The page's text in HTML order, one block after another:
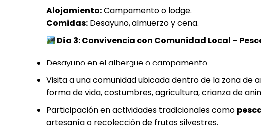
Alojamiento:Campamento o lodge.
Comidas: Desayuno, almuerzo y cena.
Día 3: Convivencia con Comunidad Local –
Desayuno en el albergue o campamento.
Visita a una comunidad ubicada dentro de la zona de
forma de vida, costumbres, agricultura, crianza de
Participación en actividades tradicionales como
artesanía o recolección de frutos silvestres.